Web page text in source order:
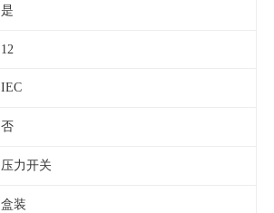
是
12
IEC
否
压力开关
盒装